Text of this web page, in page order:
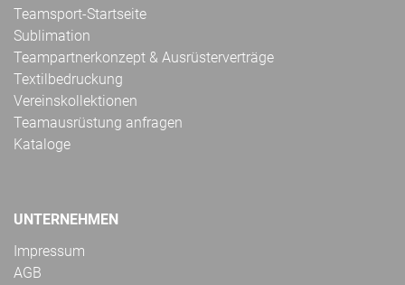
Teamsport-Startseite
Sublimation
Teampartnerkonzept & Ausrüsterverträge
Textilbedruckung
Vereinskollektionen
Teamausrüstung anfragen
Kataloge
UNTERNEHMEN
Impressum
AGB